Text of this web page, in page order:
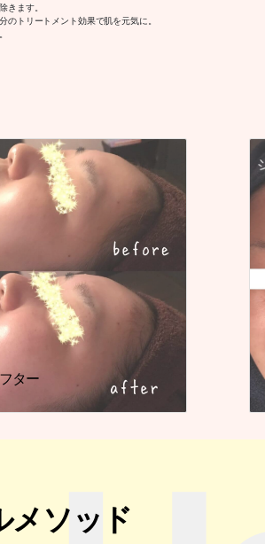
きます。
のトリートメント効果で肌を元気に。
ター
メソッド